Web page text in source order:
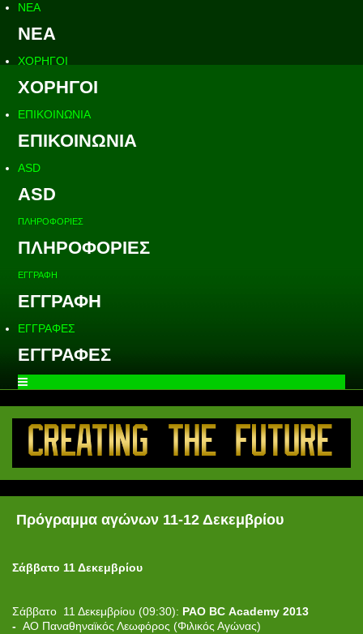
ΝΕΑ
ΝΕΑ
ΧΟΡΗΓΟΙ
ΧΟΡΗΓΟΙ
ΕΠΙΚΟΙΝΩΝΙΑ
ΕΠΙΚΟΙΝΩΝΙΑ
ASD
ASD
ΠΛΗΡΟΦΟΡΙΕΣ
ΠΛΗΡΟΦΟΡΙΕΣ
ΕΓΓΡΑΦΗ
ΕΓΓΡΑΦΗ
ΕΓΓΡΑΦΕΣ
ΕΓΓΡΑΦΕΣ
Πρόγραμμα αγώνων 11-12 Δεκεμβρίου
Σάββατο 11 Δεκεμβρίου
Σάββατο 11 Δεκεμβρίου (09:30): PAO BC Academy 2013
- ΑΟ Παναθηναϊκός Λεωφόρος (Φιλικός Αγώνας)